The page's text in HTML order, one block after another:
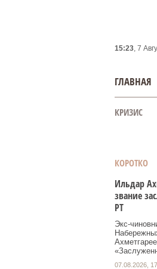
15:23, 7
ГЛАВНАЯ
КРИЗИС
КОРОТКО
Ильдар
звание
РТ
07.08.2026,